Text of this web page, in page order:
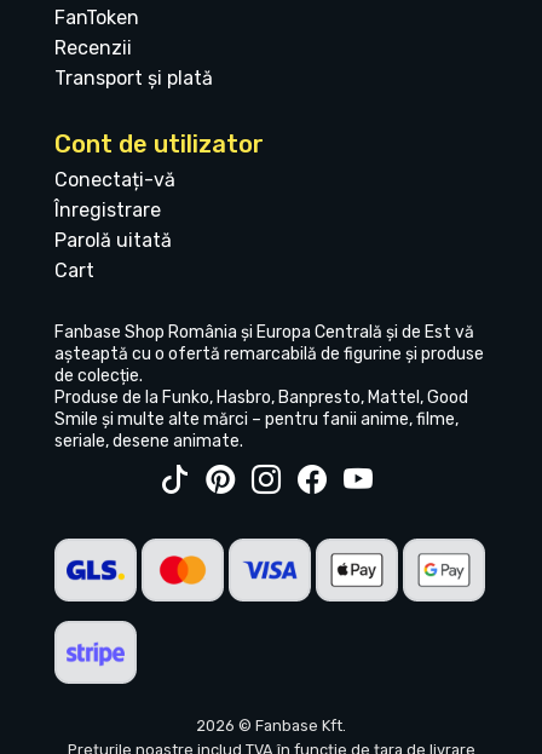
FanToken
Recenzii
Transport și plată
Cont de utilizator
Conectați-vă
Înregistrare
Parolă uitată
Cart
Fanbase Shop România și Europa Centrală și de Est vă
așteaptă cu o ofertă remarcabilă de figurine și produse
de colecție.
Produse de la Funko, Hasbro, Banpresto, Mattel, Good
Smile și multe alte mărci – pentru fanii anime, filme,
seriale, desene animate.
2026 © Fanbase Kft.
Prețurile noastre includ TVA în funcție de țara de livrare